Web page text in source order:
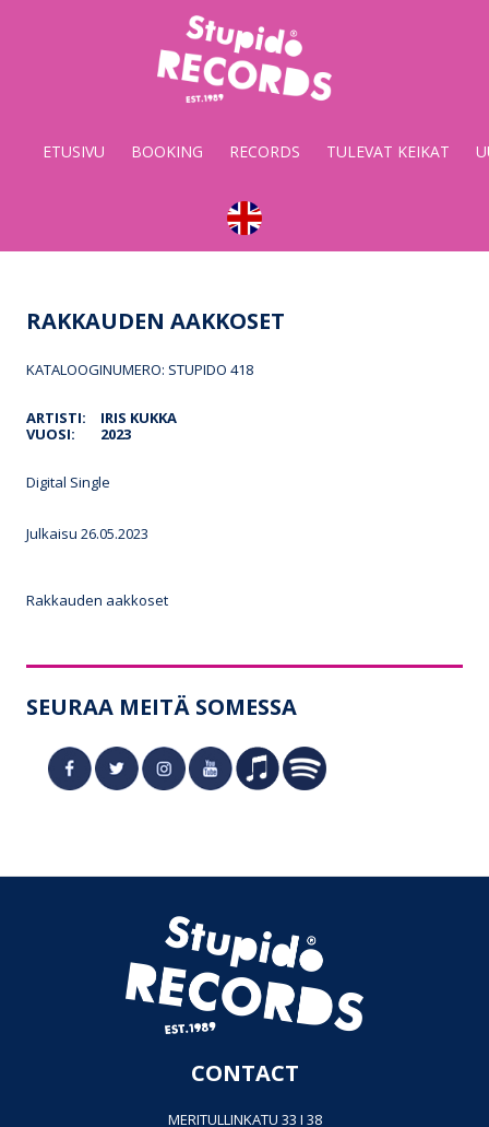
Stupido
Records
&
ETUSIVU BOOKING RECORDS TULEVAT KEIKAT
RAKKAUDEN AAKKOSET
KATALOOGINUMERO: STUPIDO 418
ARTISTI:
IRIS KUKKA
VUOSI:
2023
Digital Single
Julkaisu 26.05.2023
Rakkauden aakkoset
SEURAA MEITÄ SOMESSA
CONTACT
MERITULLINKATU 33 I 38